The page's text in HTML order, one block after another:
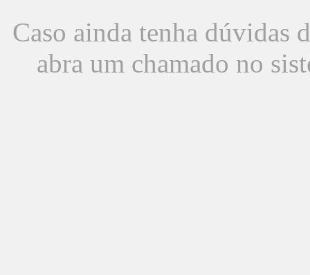
Caso ainda tenha dúvidas
abra um chamado no